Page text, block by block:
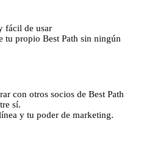
fácil de usar
tu propio Best Path sin ningún
con otros socios de Best Path
sí.
y tu poder de marketing.